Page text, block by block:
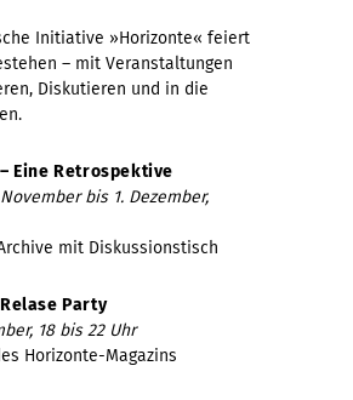
Initiative »Horizonte« feiert
– mit Veranstaltungen
Diskutieren und in die
– Eine Retrospektive
bis 1. Dezember,
mit Diskussionstisch
Relase Party
18 bis 22 Uhr
Horizonte-Magazins